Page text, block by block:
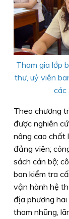
Tham gia lớp
thư, uỷ viên
các
Theo chương
được nghiên
nâng cao chất
đảng viên;
sách cán bộ;
ban kiểm tra
vận hành hệ
địa phương hai
tham nhũng,